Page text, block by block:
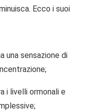
Ecco i suoi
una sensazione di
i livelli ormonali e